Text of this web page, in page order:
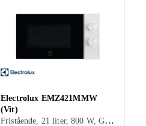
Electrolux EMZ421MMW
(Vit)
Fristående, 21 liter, 800 W, Grillfunktion